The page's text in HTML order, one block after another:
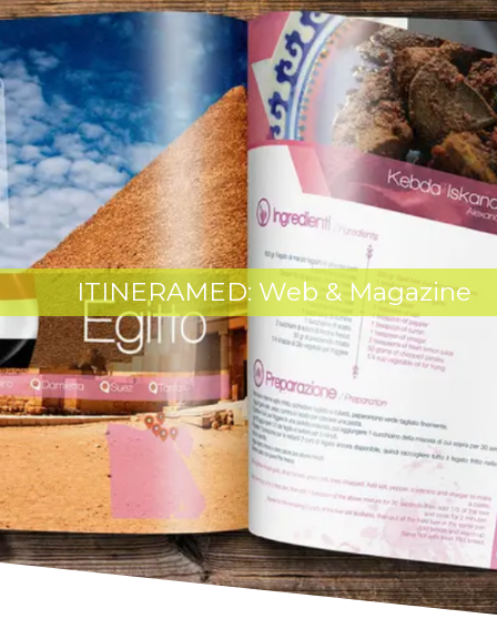
ITINERAMED: Web & Magazine